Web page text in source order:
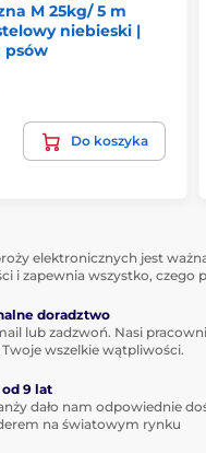
smycz
czyli niezawodną
szybka reakcja często
działania.
idealna
kiedy Twój pies będzie
lub przejeżdżające auto
pozwali Ci na
M 25kg/ 5 m
niebieski |
psów
Do koszyka
elektronicznych jest
i zapewnia wszystko, czego
doradztwo
lub zadzwoń. Nasi
wszelkie wątpliwości.
9 lat
dało nam odpowiednie
na światowym rynku